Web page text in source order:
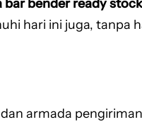
bar bender ready stock
hari ini juga, tanpa
armada